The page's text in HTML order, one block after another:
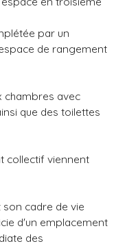
par un
de rangement
chambres avec
que des toilettes
collectif viennent
cadre de vie
d'un emplacement
des